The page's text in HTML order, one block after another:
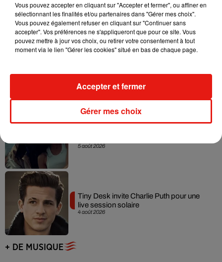
7 août 2026
dansant de l’année
collaboration tant attendue
5 août 2026
4 août 2026
Tiny Desk invite Charlie Puth pour une
live session solaire
+ DE MUSIQUE
Vous pouvez accepter en cliquant sur "Accepter et fermer", ou affiner en
sélectionnant les finalités et/ou partenaires dans "Gérer mes choix".
Vous pouvez également refuser en cliquant sur "Continuer sans
accepter". Vos préférences ne s'appliqueront que pour ce site. Vous
pouvez mettre à jour vos choix, ou retirer votre consentement à tout
moment via le lien "Gérer les cookies" situé en bas de chaque page.
Gérer mes choix
Accepter et fermer